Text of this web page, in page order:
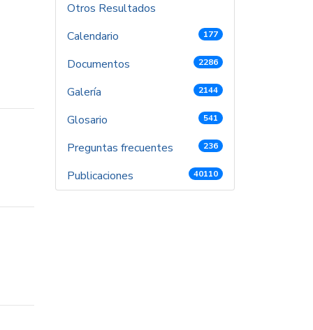
Otros Resultados
Calendario
177
Documentos 2286
Galería 2144
Glosario 541
Preguntas frecuentes 236
Publicaciones 40110